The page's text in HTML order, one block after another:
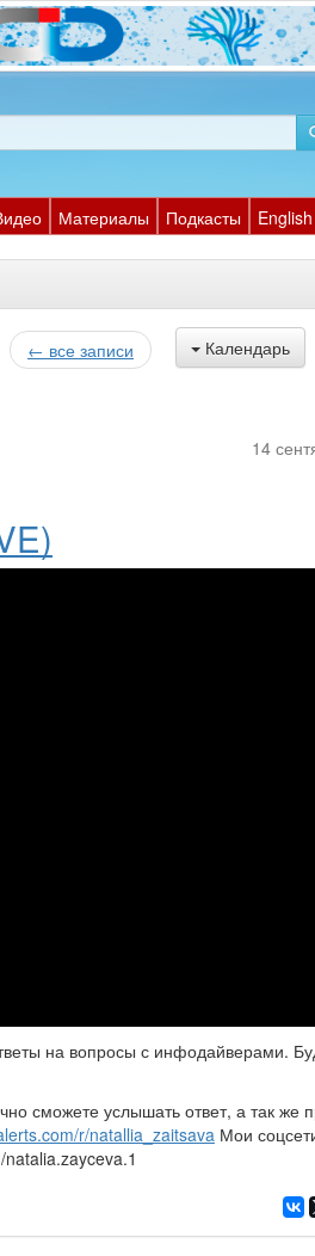
Материалы Подкасты English
Календарь
← все записи
14
на вопросы с инфодайверами.
сможете услышать ответ, а так же
r/natallia_zaitsava Мои